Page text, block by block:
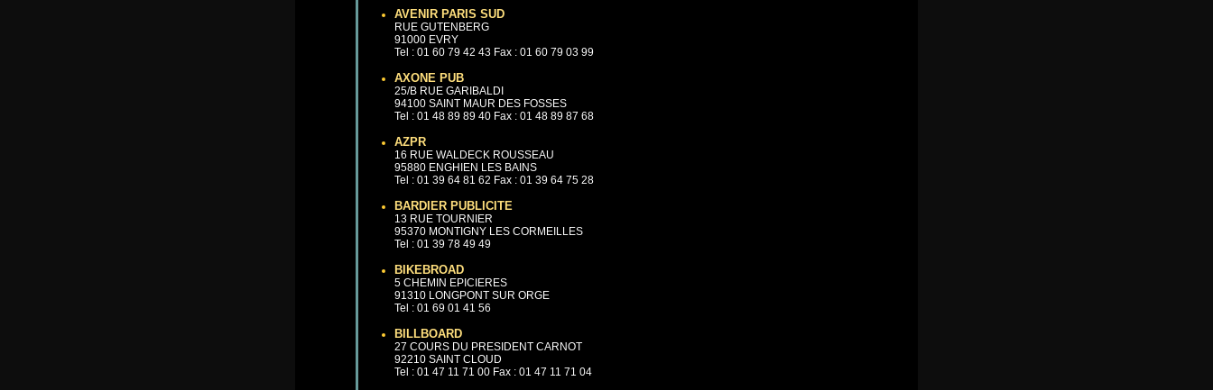
AVENIR PARIS SUD
RUE GUTENBERG
91000 EVRY
Tel : 01 60 79 42 43 Fax : 01 60 79 03 99
AXONE PUB
25/B RUE GARIBALDI
94100 SAINT MAUR DES FOSSES
Tel : 01 48 89 89 40 Fax : 01 48 89 87 68
AZPR
16 RUE WALDECK ROUSSEAU
95880 ENGHIEN LES BAINS
Tel : 01 39 64 81 62 Fax : 01 39 64 75 28
BARDIER PUBLICITE
13 RUE TOURNIER
95370 MONTIGNY LES CORMEILLES
Tel : 01 39 78 49 49
BIKEBROAD
5 CHEMIN EPICIERES
91310 LONGPONT SUR ORGE
Tel : 01 69 01 41 56
BILLBOARD
27 COURS DU PRESIDENT CARNOT
92210 SAINT CLOUD
Tel : 01 47 11 71 00 Fax : 01 47 11 71 04